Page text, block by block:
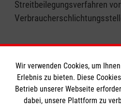
Streitbeilegungsverfahren
Informationen
Wir verwenden Cookies, um
Erlebnis zu bieten. Diese
Betrieb unserer Webseite
dabei, unsere Plattform zu